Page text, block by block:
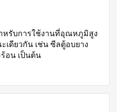
รับการใช้งานที่อุณหภูมิสูง
ดียวกัน เช่น ซีลตู้อบยาง
อน เป็นต้น